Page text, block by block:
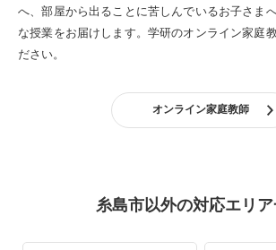
へ、部屋から出ることに苦しんでいるお子さま
な授業をお届けします。 学研のオンライン家庭
ださい。
オンライン家庭教師
糸島市以外の対応エリ